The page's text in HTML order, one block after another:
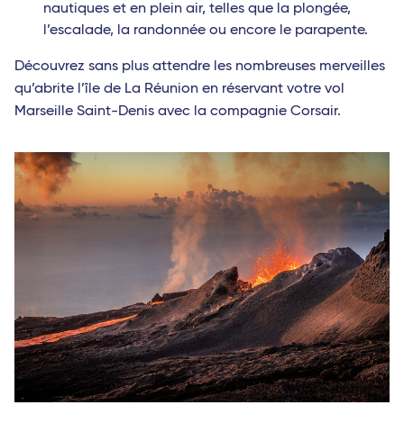
nautiques et en plein air, telles que la plongée,
l’escalade, la randonnée ou encore le parapente.
Découvrez sans plus attendre les nombreuses merveilles
qu’abrite l’île de La Réunion en réservant votre vol
Marseille Saint-Denis avec la compagnie Corsair.